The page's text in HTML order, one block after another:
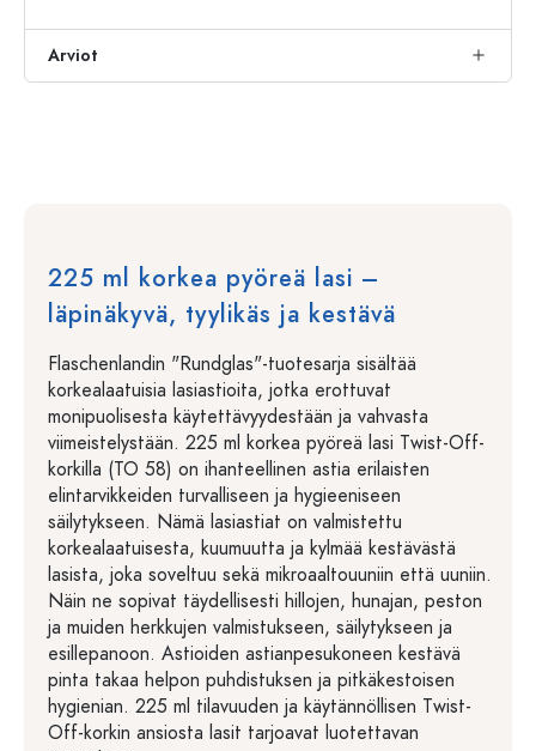
Arviot
225 ml korkea pyöreä lasi –
läpinäkyvä, tyylikäs ja kestävä
Flaschenlandin "Rundglas"-tuotesarja sisältää
korkealaatuisia lasiastioita, jotka erottuvat
monipuolisesta käytettävyydestään ja vahvasta
viimeistelystään. 225 ml korkea pyöreä lasi Twist-Off-
korkilla (TO 58) on ihanteellinen astia erilaisten
elintarvikkeiden turvalliseen ja hygieeniseen
säilytykseen. Nämä lasiastiat on valmistettu
korkealaatuisesta, kuumuutta ja kylmää kestävästä
lasista, joka soveltuu sekä mikroaaltouuniin että uuniin.
Näin ne sopivat täydellisesti hillojen, hunajan, peston
ja muiden herkkujen valmistukseen, säilytykseen ja
esillepanoon. Astioiden astianpesukoneen kestävä
pinta takaa helpon puhdistuksen ja pitkäkestoisen
hygienian. 225 ml tilavuuden ja käytännöllisen Twist-
Off-korkin ansiosta lasit tarjoavat luotettavan